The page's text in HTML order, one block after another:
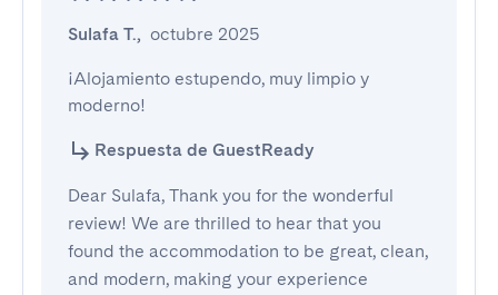
Sulafa T., octubre 2025
¡Alojamiento estupendo, muy limpio y
moderno!
Respuesta de GuestReady
Dear Sulafa, Thank you for the wonderful
review! We are thrilled to hear that you
found the accommodation to be great, clean,
and modern, making your experience